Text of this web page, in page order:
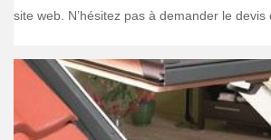
site web. N’hésitez pas à demander le devis